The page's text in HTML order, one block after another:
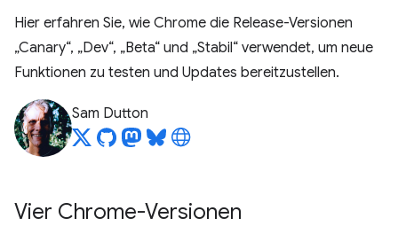
Hier erfahren Sie, wie Chrome die Release-Versionen
„Canary“, „Dev“, „Beta“ und „Stabil“ verwendet, um neue
Funktionen zu testen und Updates bereitzustellen.
Sam Dutton
Vier Chrome-Versionen